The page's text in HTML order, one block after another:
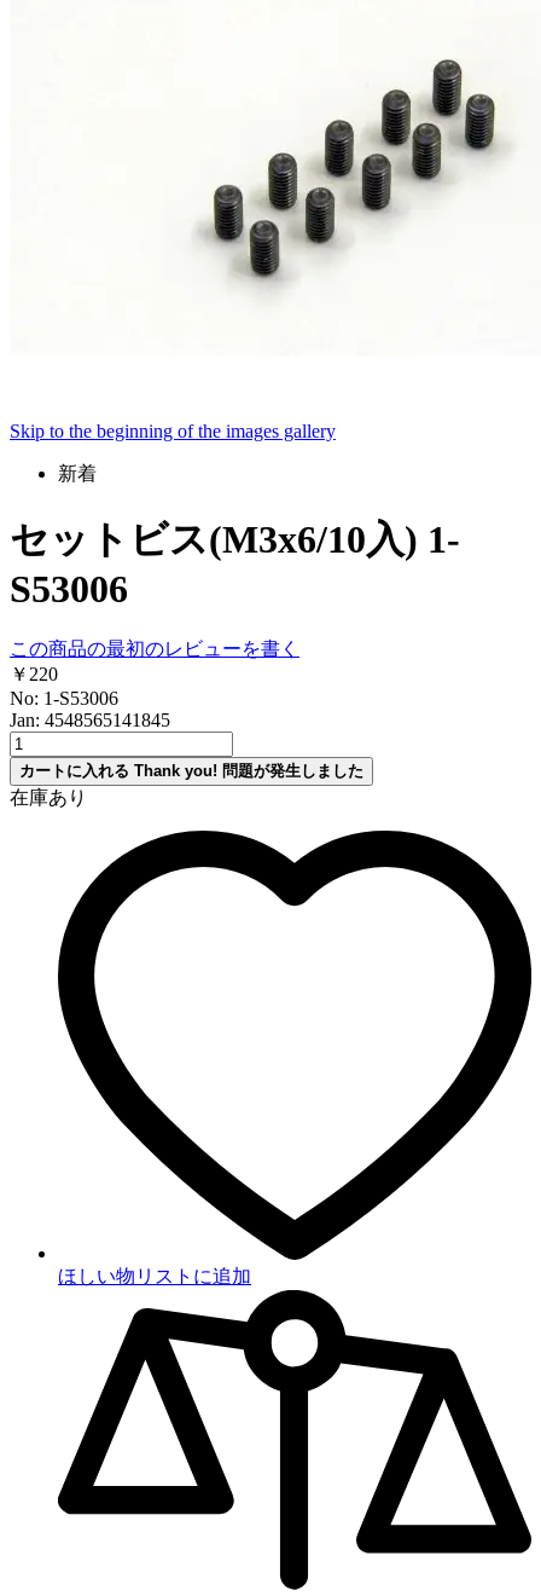
Skip to the beginning of the images gallery
新着
セットビス(M3x6/10入) 1-
S53006
この商品の最初のレビューを書く
￥220
No: 1-S53006
Jan: 4548565141845
カートに入れる Thank you! 問題が発生しました
在庫あり
ほしい物リストに追加